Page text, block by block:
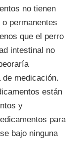
no tienen
permanentes
que el perro
intestinal no
de medicación.
están
y
para
bajo ninguna